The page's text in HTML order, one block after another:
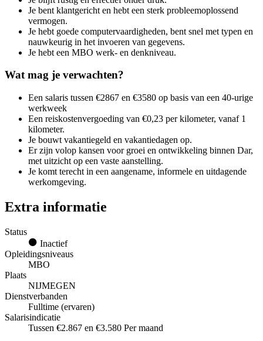
Je bent klantgericht en hebt een sterk probleemoplossend
vermogen.
Je hebt goede computervaardigheden, bent snel met typen en
nauwkeurig in het invoeren van gegevens.
Je hebt een MBO werk- en denkniveau.
Wat mag je verwachten?
Een salaris tussen €2867 en €3580 op basis van een 40-urige
werkweek
Een reiskostenvergoeding van €0,23 per kilometer, vanaf 1
kilometer.
Je bouwt vakantiegeld en vakantiedagen op.
Er zijn volop kansen voor groei en ontwikkeling binnen Dar,
met uitzicht op een vaste aanstelling.
Je komt terecht in een aangename, informele en uitdagende
werkomgeving.
Extra informatie
Status
Inactief
Opleidingsniveaus
MBO
Plaats
NIJMEGEN
Dienstverbanden
Fulltime (ervaren)
Salarisindicatie
Tussen €2.867 en €3.580 Per maand